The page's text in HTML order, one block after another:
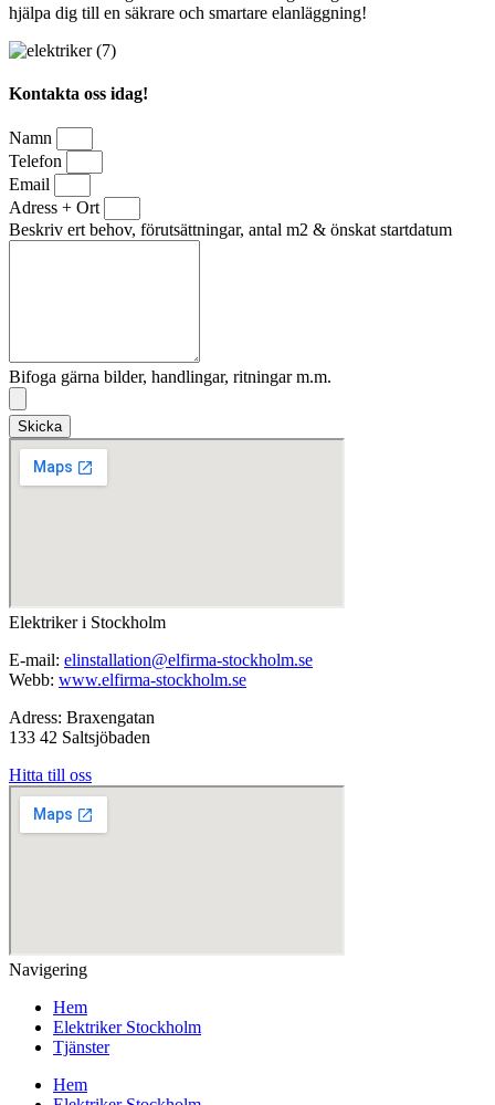
hjälpa dig till en säkrare och smartare elanläggning!
Kontakta oss idag!
Namn
Telefon
Email
Adress + Ort
Beskriv ert behov, förutsättningar, antal m2 & önskat startdatum
Bifoga gärna bilder, handlingar, ritningar m.m.
Skicka
Elektriker i Stockholm
E-mail: elinstallation@elfirma-stockholm.se
Webb: www.elfirma-stockholm.se
Adress: Braxengatan
133 42 Saltsjöbaden
Hitta till oss
Navigering
Hem
Elektriker Stockholm
Tjänster
Hem